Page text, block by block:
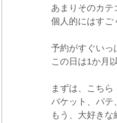
あまりそのカテ
個人的にはすご
予約がすぐいっ
この日は1か月
まずは、こちら
バケット、パテ
もう、大好きな